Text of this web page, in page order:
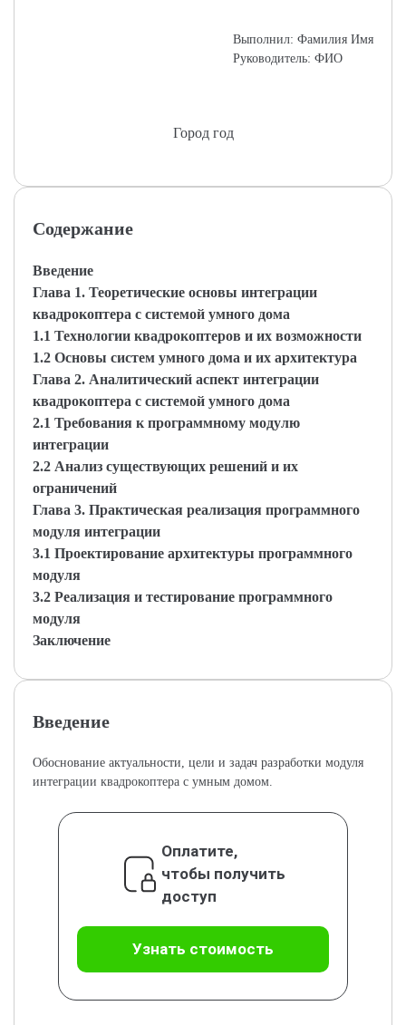
Выполнил: Фамилия Имя
Руководитель: ФИО
Город год
Содержание
Введение
Глава 1. Теоретические основы интеграции
квадрокоптера с системой умного дома
1.1 Технологии квадрокоптеров и их возможности
1.2 Основы систем умного дома и их архитектура
Глава 2. Аналитический аспект интеграции
квадрокоптера с системой умного дома
2.1 Требования к программному модулю
интеграции
2.2 Анализ существующих решений и их
ограничений
Глава 3. Практическая реализация программного
модуля интеграции
3.1 Проектирование архитектуры программного
модуля
3.2 Реализация и тестирование программного
модуля
Заключение
Введение
Обоснование актуальности, цели и задач разработки модуля
интеграции квадрокоптера с умным домом.
Оплатите,
чтобы получить
доступ
Узнать стоимость